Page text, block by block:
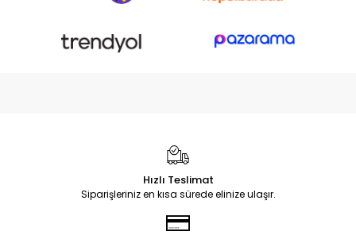
Hızlı Teslimat
Siparişleriniz en kısa sürede elinize ulaşır.